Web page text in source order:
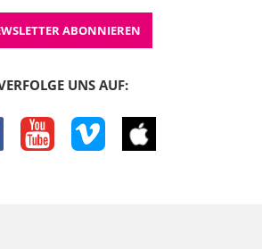
ABONNIEREN
UNS AUF:
youtube vimeo itunes